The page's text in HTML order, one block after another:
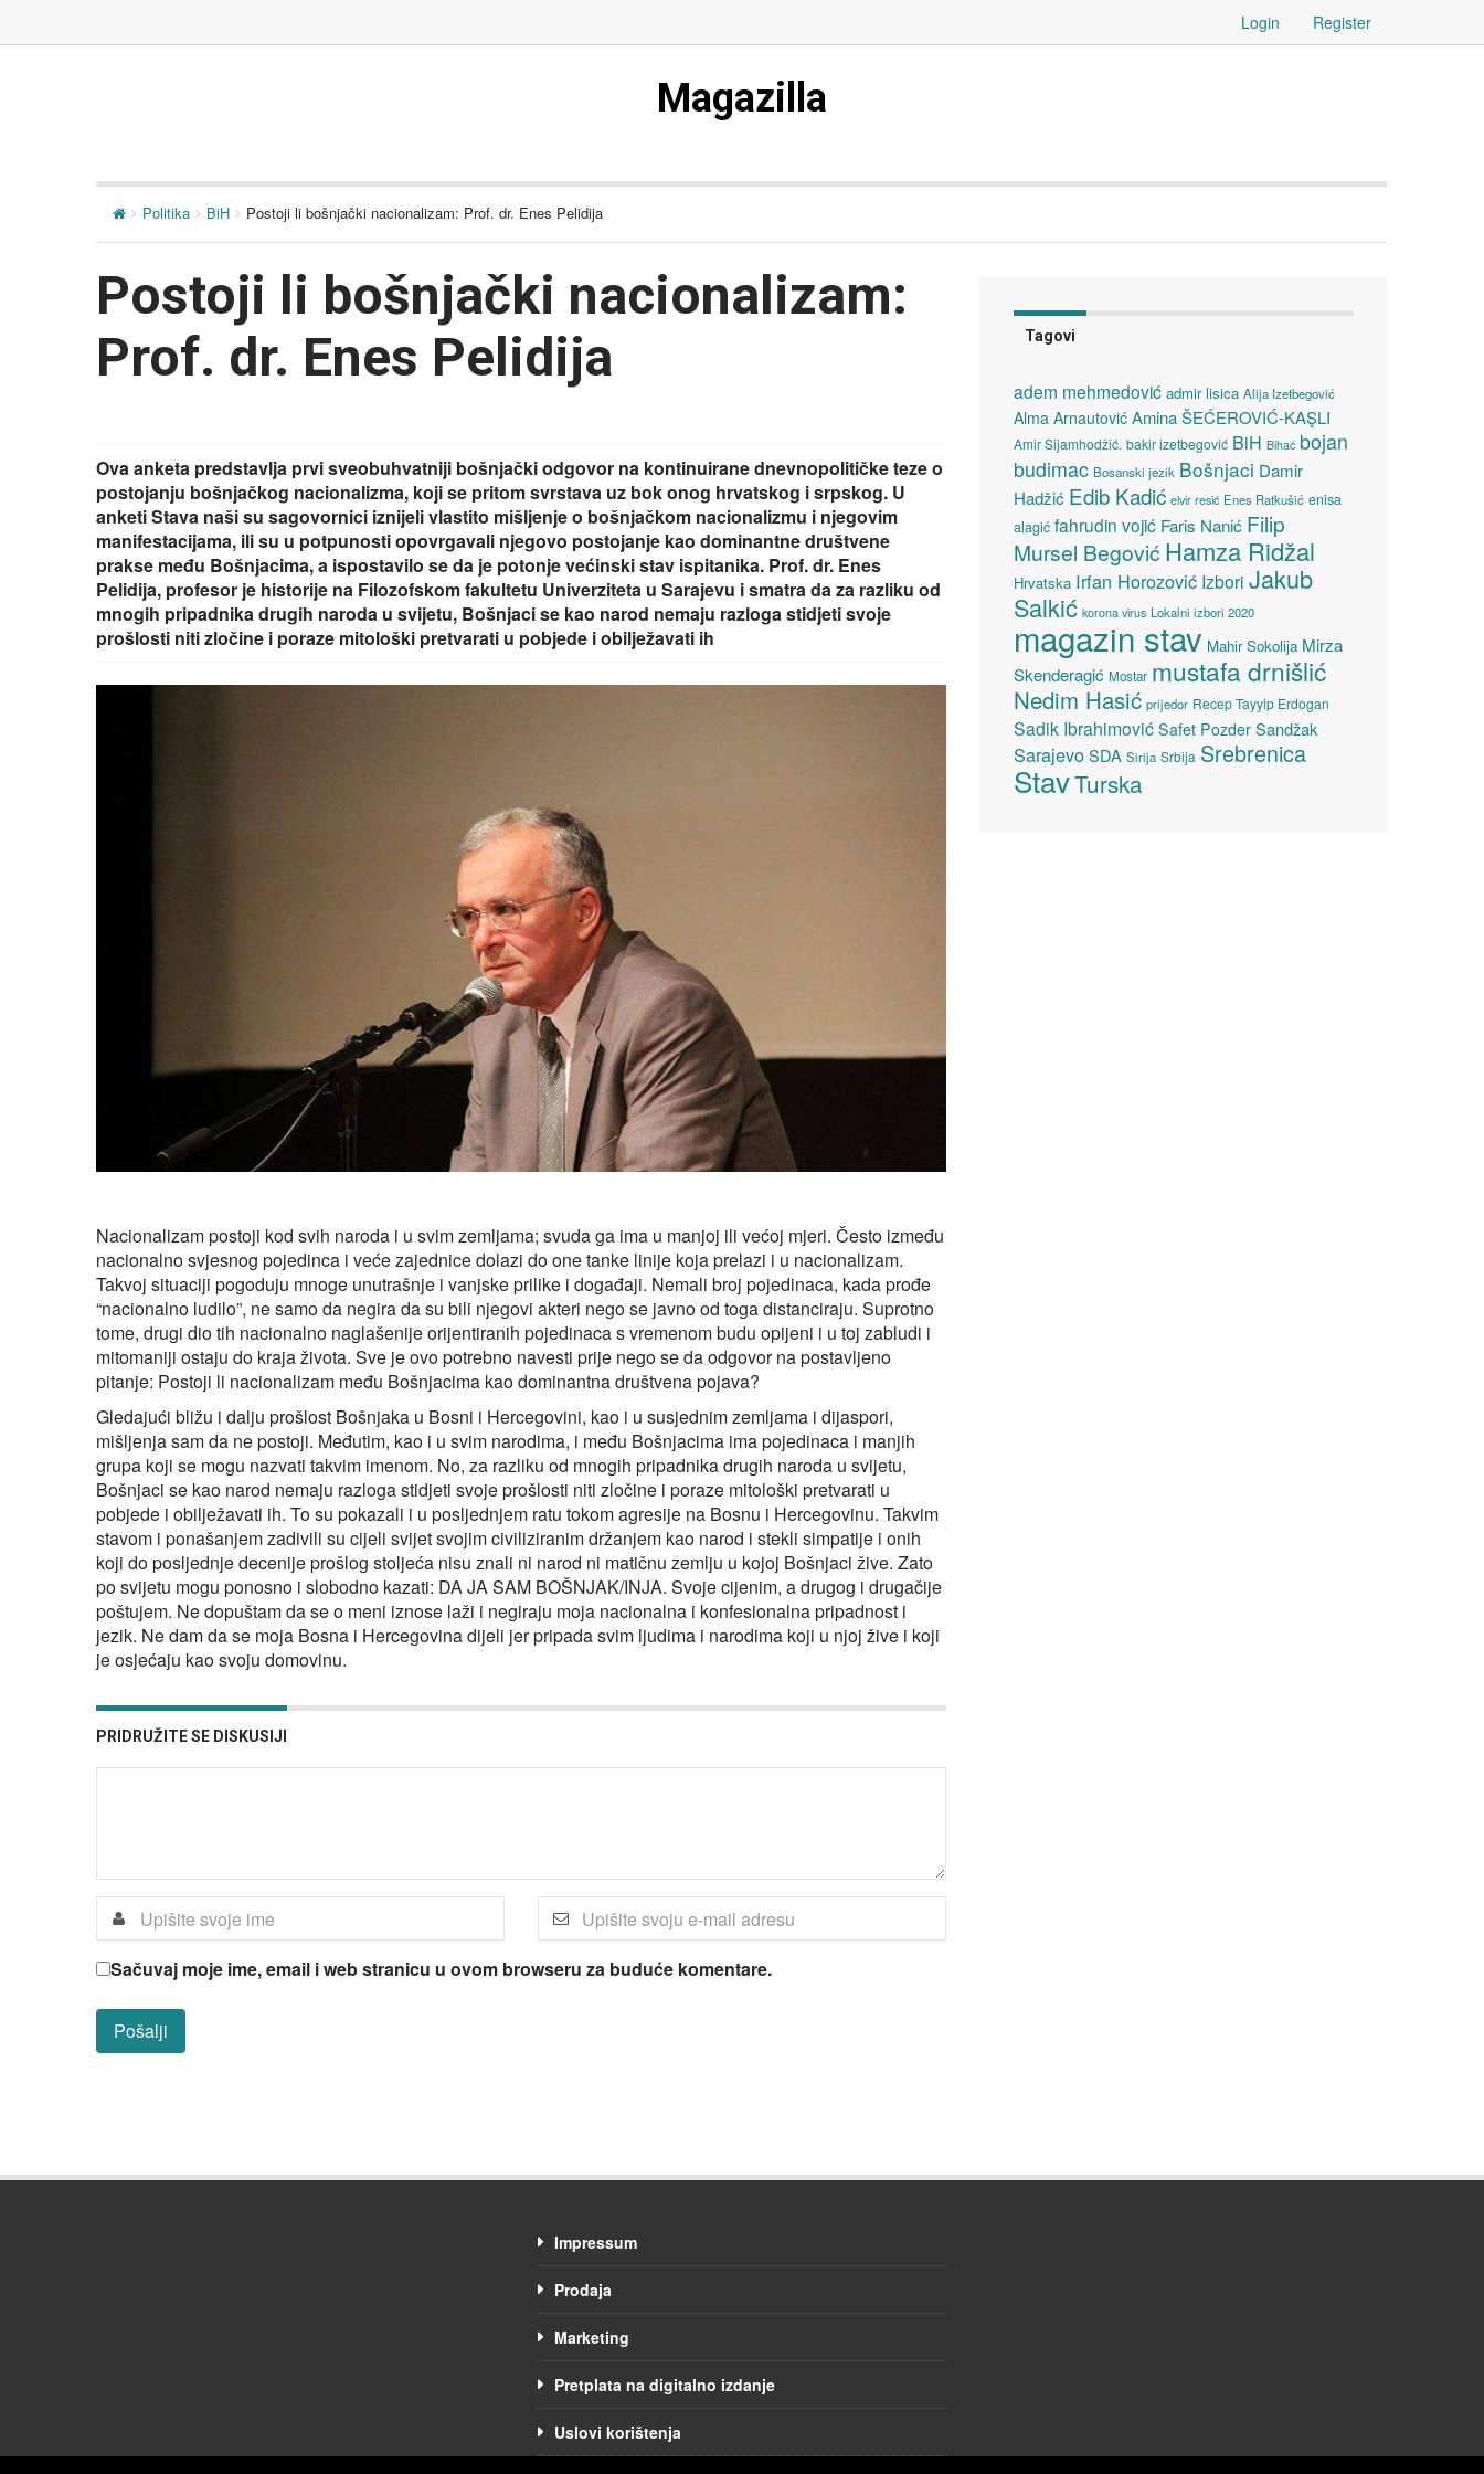
Login Register
Magazilla
Politika BiH Postoji li bošnjački nacionalizam: Prof. dr. Enes Pelidija
Postoji li bošnjački nacionalizam:
Prof. dr. Enes Pelidija
Ova anketa predstavlja prvi sveobuhvatniji bošnjački odgovor na kontinuirane dnevnopolitičke teze o
postojanju bošnjačkog nacionalizma, koji se pritom svrstava uz bok onog hrvatskog i srpskog. U
anketi Stava naši su sagovornici iznijeli vlastito mišljenje o bošnjačkom nacionalizmu i njegovim
manifestacijama, ili su u potpunosti opovrgavali njegovo postojanje kao dominantne društvene
prakse među Bošnjacima, a ispostavilo se da je potonje većinski stav ispitanika. Prof. dr. Enes
Pelidija, profesor je historije na Filozofskom fakultetu Univerziteta u Sarajevu i smatra da za razliku od
mnogih pripadnika drugih naroda u svijetu, Bošnjaci se kao narod nemaju razloga stidjeti svoje
prošlosti niti zločine i poraze mitološki pretvarati u pobjede i obilježavati ih
Nacionalizam postoji kod svih naroda i u svim zemljama; svuda ga ima u manjoj ili većoj mjeri. Često između
nacionalno svjesnog pojedinca i veće zajednice dolazi do one tanke linije koja prelazi i u nacionalizam.
Takvoj situaciji pogoduju mnoge unutrašnje i vanjske prilike i događaji. Nemali broj pojedinaca, kada prođe
“nacionalno ludilo”, ne samo da negira da su bili njegovi akteri nego se javno od toga distanciraju. Suprotno
tome, drugi dio tih nacionalno naglašenije orijentiranih pojedinaca s vremenom budu opijeni i u toj zabludi i
mitomaniji ostaju do kraja života. Sve je ovo potrebno navesti prije nego se da odgovor na postavljeno
pitanje: Postoji li nacionalizam među Bošnjacima kao dominantna društvena pojava?
Gledajući bližu i dalju prošlost Bošnjaka u Bosni i Hercegovini, kao i u susjednim zemljama i dijaspori,
mišljenja sam da ne postoji. Međutim, kao i u svim narodima, i među Bošnjacima ima pojedinaca i manjih
grupa koji se mogu nazvati takvim imenom. No, za razliku od mnogih pripadnika drugih naroda u svijetu,
Bošnjaci se kao narod nemaju razloga stidjeti svoje prošlosti niti zločine i poraze mitološki pretvarati u
pobjede i obilježavati ih. To su pokazali i u posljednjem ratu tokom agresije na Bosnu i Hercegovinu. Takvim
stavom i ponašanjem zadivili su cijeli svijet svojim civiliziranim držanjem kao narod i stekli simpatije i onih
koji do posljednje decenije prošlog stoljeća nisu znali ni narod ni matičnu zemlju u kojoj Bošnjaci žive. Zato
po svijetu mogu ponosno i slobodno kazati: DA JA SAM BOŠNJAK/INJA. Svoje cijenim, a drugog i drugačije
poštujem. Ne dopuštam da se o meni iznose laži i negiraju moja nacionalna i konfesionalna pripadnost i
jezik. Ne dam da se moja Bosna i Hercegovina dijeli jer pripada svim ljudima i narodima koji u njoj žive i koji
je osjećaju kao svoju domovinu.
PRIDRUŽITE SE DISKUSIJI
Sačuvaj moje ime, email i web stranicu u ovom browseru za buduće komentare.
Tagovi
adem mehmedović admir lisica Alija Izetbegović
Alma Arnautović Amina ŠEĆEROVIĆ-KAŞLI
Amir Sijamhodžić. bakir izetbegović BiH Bihać bojan
budimac Bosanski jezik Bošnjaci Damir
Hadžić Edib Kadić elvir resić Enes Ratkušić enisa
alagić fahrudin vojić Faris Nanić Filip
Mursel Begović Hamza Ridžal
Hrvatska Irfan Horozović Izbori Jakub
Salkić korona virus Lokalni izbori 2020
magazin stav Mahir Sokolija Mirza
Skenderagić Mostar mustafa drnišlić
Nedim Hasić prijedor Recep Tayyip Erdogan
Sadik Ibrahimović Safet Pozder Sandžak
SarajevoSDA Sirija Srbija Srebrenica
StavTurska
Impressum
Prodaja
Marketing
Pretplata na digitalno izdanje
Uslovi korištenja